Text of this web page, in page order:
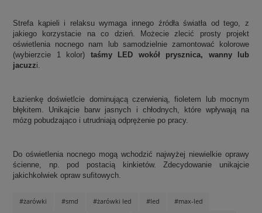
Strefa kąpieli i relaksu wymaga innego źródła światła od tego, z
jakiego korzystacie na co dzień. Możecie zlecić prosty projekt
oświetlenia nocnego nam lub samodzielnie zamontować kolorowe
(wybierzcie 1 kolor) taśmy LED wokół prysznica, wanny lub
jacuzzi.
Łazienkę doświetlcie dominującą czerwienią, fioletem lub mocnym
błękitem. Unikajcie barw jasnych i chłodnych, które wpływają na
mózg pobudzająco i utrudniają odprężenie po pracy.
Do oświetlenia nocnego mogą wchodzić najwyżej niewielkie oprawy
ścienne, np. pod postacią kinkietów. Zdecydowanie unikajcie
jakichkolwiek opraw sufitowych.
#żarówki #smd #żarówki led #led #max-led